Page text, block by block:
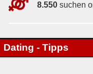
8.550 suchen
Dating - Tipps